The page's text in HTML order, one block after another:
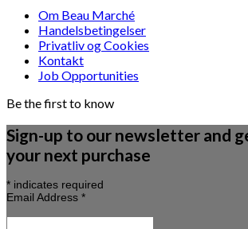
Om Beau Marché
Handelsbetingelser
Privatliv og Cookies
Kontakt
Job Opportunities
Be the first to know
Sign-up to our newsletter and
your next purchase
* indicates required
Email Address *